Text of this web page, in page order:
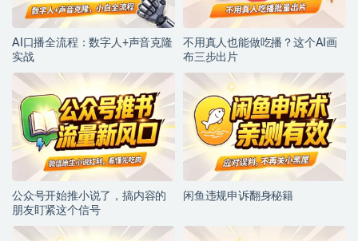
AI口播全流程：数字人+声音克隆
实战
不用真人也能做吃播？这个AI画
布三步出片
公众号开始推小说了，搞内容的
朋友盯紧这个信号
闲鱼违规申诉翻身秘籍